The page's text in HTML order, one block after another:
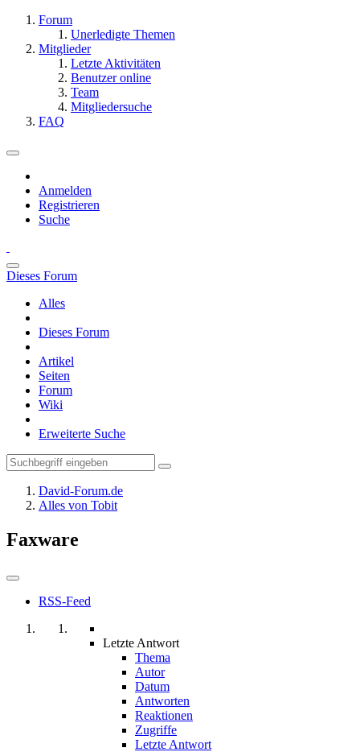
Forum
Unerledigte Themen
Mitglieder
Letzte Aktivitäten
Benutzer online
Team
Mitgliedersuche
FAQ
Anmelden
Registrieren
Suche
Dieses Forum
Alles
Dieses Forum
Artikel
Seiten
Forum
Wiki
Erweiterte Suche
David-Forum.de
Alles von Tobit
Faxware
RSS-Feed
Letzte Antwort
Thema
Autor
Datum
Antworten
Reaktionen
Zugriffe
Letzte Antwort